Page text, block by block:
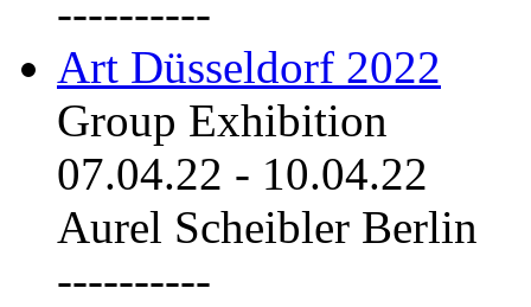
----------
Art Düsseldorf 2022
Group Exhibition
07.04.22 - 10.04.22
Aurel Scheibler Berlin
----------